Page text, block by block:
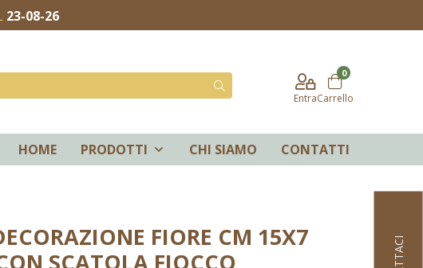
23-08-26
Entra
0
Carrello
HOME PRODOTTI CHI SIAMO CONTATTI
FIORE CM 15X7
SCATOLA FIOCCO